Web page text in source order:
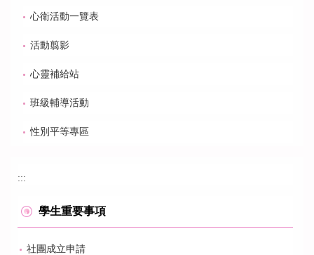
心衛活動一覽表
活動翦影
心靈補給站
班級輔導活動
性別平等專區
:::
學生重要事項
社團成立申請